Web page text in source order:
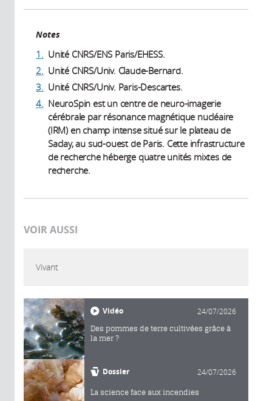
Notes
1. Unité CNRS/ENS Paris/EHESS.
2. Unité CNRS/Univ. Claude-Bernard.
3. Unité CNRS/Univ. Paris-Descartes.
4. NeuroSpin est un centre de neuro-imagerie
cérébrale par résonance magnétique nucléaire
(IRM) en champ intense situé sur le plateau de
Saclay, au sud-ouest de Paris. Cette infrastructure
de recherche héberge quatre unités mixtes de
recherche.
VOIR AUSSI
Vivant
Vidéo 24/07/2026
Des pommes de terre cultivées grâce à
la mer ?
Dossier 24/07/2026
La science face aux incendies